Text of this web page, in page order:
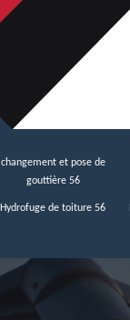
changement et pose de
gouttière 56
Hydrofuge de toiture 56